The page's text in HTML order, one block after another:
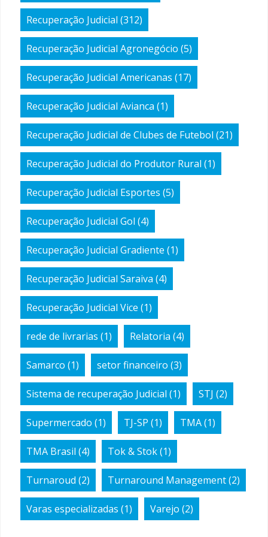
Recuperação Judicial (312)
Recuperação Judicial Agronegócio (5)
Recuperação Judicial Americanas (17)
Recuperação Judicial Avianca (1)
Recuperação Judicial de Clubes de Futebol (21)
Recuperação Judicial do Produtor Rural (1)
Recuperação Judicial Esportes (5)
Recuperação Judicial Gol (4)
Recuperação Judicial Gradiente (1)
Recuperação Judicial Saraiva (4)
Recuperação Judicial Vice (1)
rede de livrarias (1) Relatoria (4)
Samarco (1) setor financeiro (3)
Sistema de recuperação Judicial (1) STJ (2)
Supermercado (1) TJ-SP (1) TMA(1)
TMA Brasil (4) Tok & Stok(1)
Turnaroud (2) Turnaround Management(2)
Varas especializadas (1) Varejo (2)